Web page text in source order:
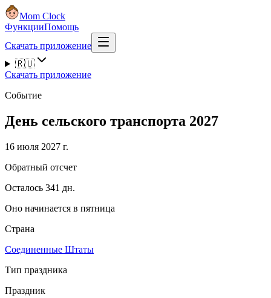
Mom Clock
ФункцииПомощь
Скачать приложение
🇷🇺
Скачать приложение
Событие
День сельского транспорта 2027
16 июля 2027 г.
Обратный отсчет
Осталось 341 дн.
Оно начинается в пятница
Страна
Соединенные Штаты
Тип праздника
Праздник